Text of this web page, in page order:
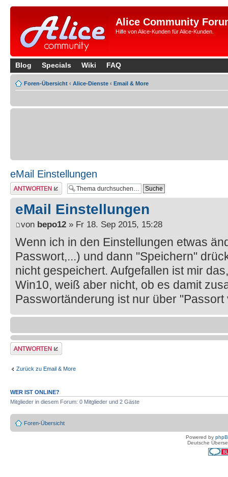
Alice Community
Hilfe von Alice-Kunden für Alice-Kunden.
Blog Specials Wiki FAQ
Foren-Übersicht ‹ Alice-Dienste ‹ Email & More
eMail Einstellungen
Antwort erstellen
eMail Einstellungen
von bepo12 » Fr 18. Sep 2015, 15:28
Wenn ich in den Einstellungen etwas
Passwort,...) und dann "Speichern"
nicht gespeichert. Aufgefallen ist mir
Win10, weiß aber nicht, ob es damit
Passwortänderung ist nur über
Antwort erstellen
Zurück zu Email & More
WER IST ONLINE?
Mitglieder in diesem Forum: 0 Mitglieder und 2 Gäste
Foren-Übersicht
Powered by
Deutsche